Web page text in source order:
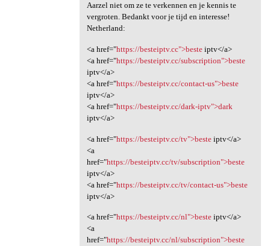
Aarzel niet om ze te verkennen en je kennis te
vergroten. Bedankt voor je tijd en interesse!
Netherland:
<a href="https://besteiptv.cc">besteiptv</a>
<a href="https://besteiptv.cc/subscription">beste
iptv</a>
<a href="https://besteiptv.cc/contact-us">beste
iptv</a>
<a href="https://besteiptv.cc/dark-iptv">dark
iptv</a>
<a href="https://besteiptv.cc/tv">besteiptv</a>
<a
href="https://besteiptv.cc/tv/subscription">beste
iptv</a>
<a href="https://besteiptv.cc/tv/contact-us">beste
iptv</a>
<a href="https://besteiptv.cc/nl">besteiptv</a>
<a
href="https://besteiptv.cc/nl/subscription">beste